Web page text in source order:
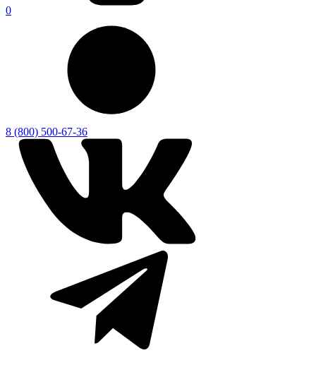
0
8 (800) 500-67-36